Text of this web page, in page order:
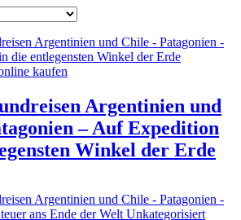
Argentinien und
– Auf Expedition
Winkel der Erde